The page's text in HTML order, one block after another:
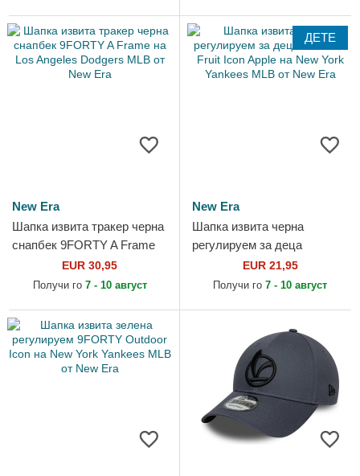
New Era
Шапка извита тракер черна
снапбек 9FORTY A Frame
на Los Angeles Dodgers
MLB от New Era
EUR 30,95
Получи го 7 - 10 август
ДЕТЕ
New Era
Шапка извита черна
регулируем за деца
9FORTY Fruit Icon Apple на
New York Yankees MLB от
EUR 21,95
Получи го 7 - 10 август